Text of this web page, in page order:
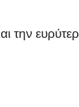
την